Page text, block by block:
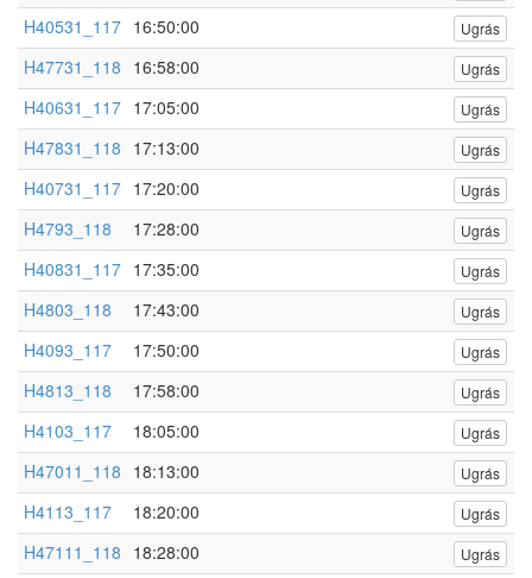
H40531_117 16:50:00 Ugrás
H47731_118 16:58:00 Ugrás
H40631_117 17:05:00 Ugrás
H47831_118 17:13:00 Ugrás
H40731_117 17:20:00 Ugrás
H4793_118 17:28:00 Ugrás
H40831_117 17:35:00 Ugrás
H4803_118 17:43:00 Ugrás
H4093_117 17:50:00 Ugrás
H4813_118 17:58:00 Ugrás
H4103_117 18:05:00 Ugrás
H47011_118 18:13:00 Ugrás
H4113_117 18:20:00 Ugrás
H47111_118 18:28:00 Ugrás